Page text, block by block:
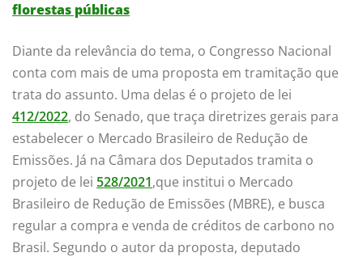
florestas públicas
Diante da relevância do tema, o Congresso Nacional
conta com mais de uma proposta em tramitação que
trata do assunto. Uma delas é o projeto de lei
412/2022, do Senado, que traça diretrizes gerais para
estabelecer o Mercado Brasileiro de Redução de
Emissões. Já na Câmara dos Deputados tramita o
projeto de lei 528/2021,que institui o Mercado
Brasileiro de Redução de Emissões (MBRE), e busca
regular a compra e venda de créditos de carbono no
Brasil. Segundo o autor da proposta, deputado